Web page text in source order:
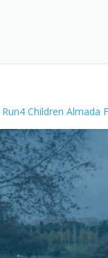
Run4 Children Almada